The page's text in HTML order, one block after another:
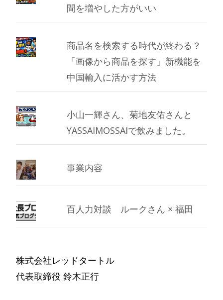
間を増やした方がいい
商品名を検索する時代が終わる？
「画像から商品を探す」新機能を
中国輸入に活かす方法
小山一輝さん、菊地友佑さんと
YASSAIMOSSAIで飲みました。
事業内容
百人力対談 ルークさん × 福田
株式会社レッドタートル
代表取締役 鈴木正行